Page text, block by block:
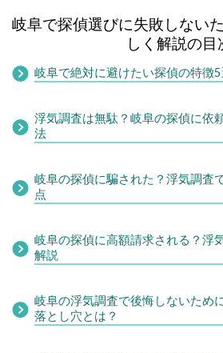
岐阜で探偵選びに失敗しない
しく解説の目
岐阜で絶対に避けたい探偵の特徴5
浮気調査は無駄？岐阜の探偵に依
法
岐阜の探偵に騙された？浮気調査
点
岐阜の探偵に高額請求される？浮
解説
岐阜の浮気調査で後悔しないため
落とし穴とは？